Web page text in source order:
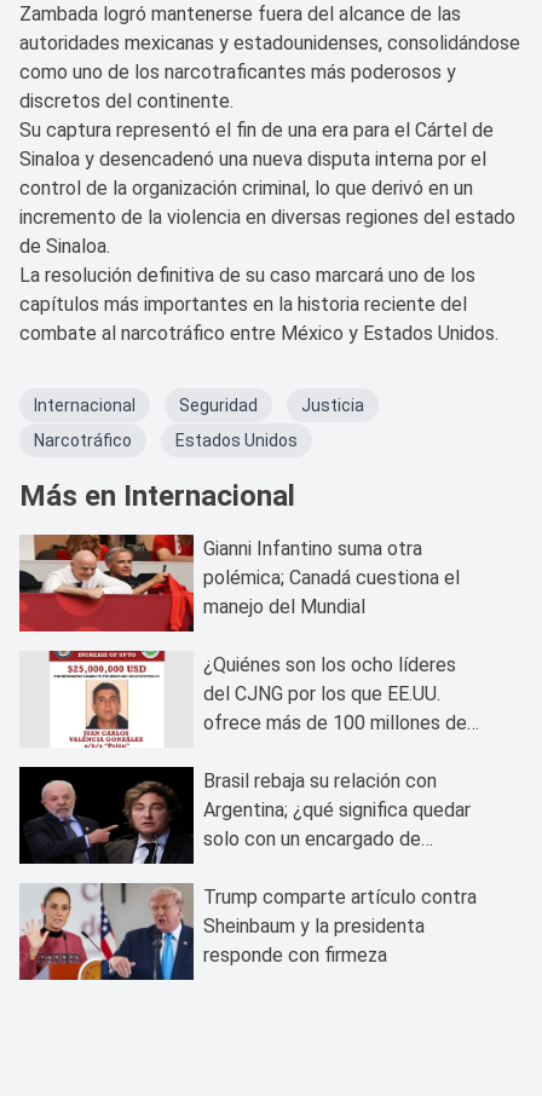
Zambada logró mantenerse fuera del alcance de las
autoridades mexicanas y estadounidenses, consolidándose
como uno de los narcotraficantes más poderosos y
discretos del continente.
Su captura representó el fin de una era para el Cártel de
Sinaloa y desencadenó una nueva disputa interna por el
control de la organización criminal, lo que derivó en un
incremento de la violencia en diversas regiones del estado
de Sinaloa.
La resolución definitiva de su caso marcará uno de los
capítulos más importantes en la historia reciente del
combate al narcotráfico entre México y Estados Unidos.
Internacional Seguridad
Justicia
Narcotráfico
Estados Unidos
Más en Internacional
Gianni Infantino suma otra
polémica; Canadá cuestiona el
manejo del Mundial
¿Quiénes son los ocho líderes
del CJNG por los que EE.UU.
ofrece más de 100 millones de
Brasil rebaja su relación con
Argentina; ¿qué significa quedar
solo con un encargado de
Trump comparte artículo contra
Sheinbaum y la presidenta
responde con firmeza